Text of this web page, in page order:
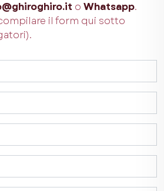
o Whatsapp.
il form qui sotto